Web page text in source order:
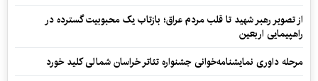
از تصویر رهبر شهید تا قلب مردم عراق؛ بازتاب یک محبوبیت گسترده در
راهپیمایی اربعین
مرحله داوری نمایشنامه‌خوانی جشنواره تئاتر خراسان شمالی کلید خورد